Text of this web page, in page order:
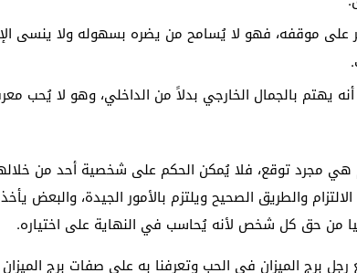
على موقفه، فهو لا يُسامح من يضره بسهوله ولا ينسى
يهتم بالجمال الخارجي بدلاً من الداخلي، وهو لا يُحب
هي مجرد توقع، فلا يُمكن الحكم على شخصية أحد من
والطريق الصحيح ويلتزم بالأمور الجيدة، والبعض
من حق كل شخص لأنه يُحاسب في النهاية على اختياره.
برج الميزان في الحب وتعرفنا به على صفات برج